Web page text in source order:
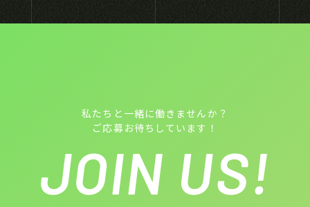
私たちと一緒に働きませんか？
ご応募お待ちしています！
JOIN US!